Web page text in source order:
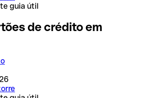
guia útil
de crédito em